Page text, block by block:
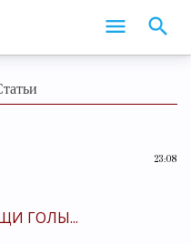
23:08
ГОЛЫ...